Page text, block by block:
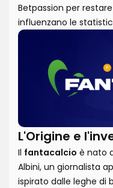
Betpassion per
influenzano le
L'Origine e
Il fantacalcio è nato
Albini, un giornalista
ispirato dalle leghe di